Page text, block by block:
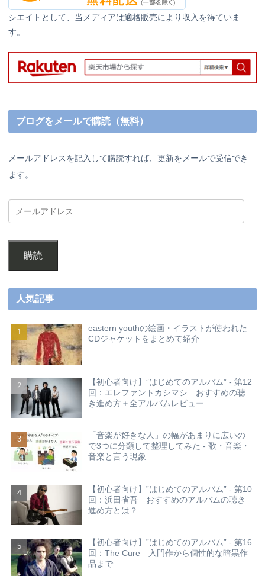
シエイトとして、当メディアは適格販売により収入を得ていま
す。
ブログをメールで購読（無料）
メールアドレスを記入して購読すれば、更新をメールで受信でき
ます。
購読
人気記事
eastern youthの絵画・イラストが使われた
CDジャケットをまとめて紹介
【初心者向け】”はじめてのアルバム” - 第12
回：エレファントカシマシ おすすめの聴
き進め方＋全アルバムレビュー
「音楽が好きな人」の幅があまりに広いの
で3つに分類して整理してみた - 歌・音楽・
音楽と言う現象
【初心者向け】”はじめてのアルバム” - 第10
回：浜田省吾 おすすめのアルバムの聴き
進め方とは？
【初心者向け】”はじめてのアルバム” - 第16
回：The Cure 入門作から個性的な暗黒作
品まで